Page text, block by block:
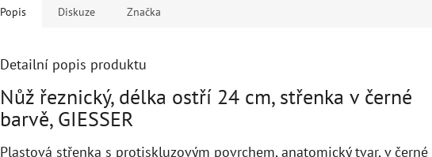
Popis Diskuze Značka
Detailní popis produktu
Nůž řeznický, délka ostří 24 cm, střenka v černé
barvě, GIESSER
Plastová střenka s protiskluzovým povrchem, anatomický tvar, v černé